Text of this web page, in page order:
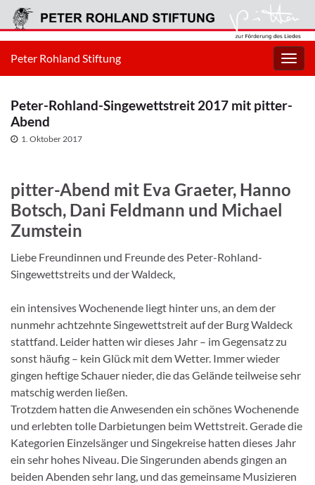
Peter Rohland Stiftung
Peter-Rohland-Singewettstreit 2017 mit pitter-
Abend
1. Oktober 2017
pitter-Abend mit Eva Graeter, Hanno
Botsch, Dani Feldmann und Michael
Zumstein
Liebe Freundinnen und Freunde des Peter-Rohland-
Singewettstreits und der Waldeck,
ein intensives Wochenende liegt hinter uns, an dem der
nunmehr achtzehnte Singewettstreit auf der Burg Waldeck
stattfand. Leider hatten wir dieses Jahr – im Gegensatz zu
sonst häufig – kein Glück mit dem Wetter. Immer wieder
gingen heftige Schauer nieder, die das Gelände teilweise sehr
matschig werden ließen.
Trotzdem hatten die Anwesenden ein schönes Wochenende
und erlebten tolle Darbietungen beim Wettstreit. Gerade die
Kategorien Einzelsänger und Singekreise hatten dieses Jahr
ein sehr hohes Niveau. Die Singerunden abends gingen an
beiden Abenden sehr lang, und das gemeinsame Musizieren